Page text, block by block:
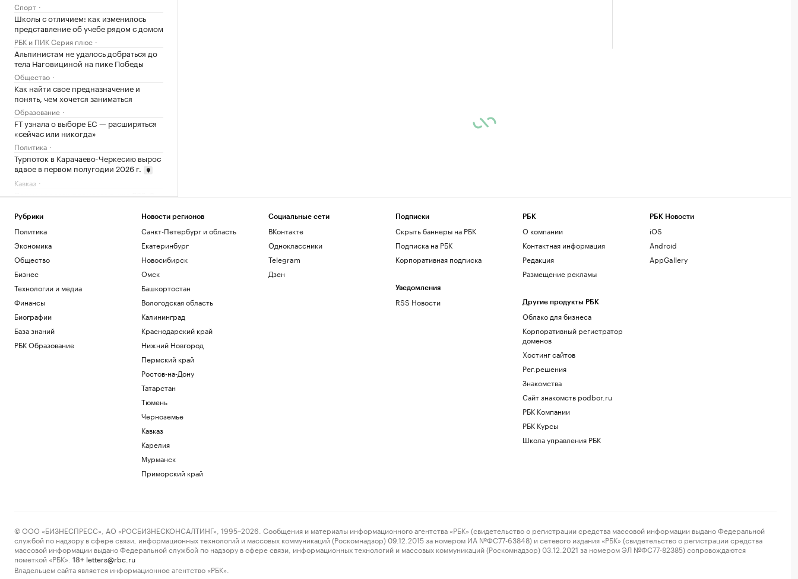
Спорт
Школы с отличием: как изменилось
представление об учебе рядом с домом
РБК и ПИК Серия плюс
Альпинистам не удалось добраться до
тела Наговициной на пике Победы
Общество
Как найти свое предназначение и
понять, чем хочется заниматься
Образование
FT узнала о выборе ЕС — расширяться
«сейчас или никогда»
Политика
Турпоток в Карачаево-Черкесию вырос
вдвое в первом полугодии 2026 г.
Кавказ
Почему доллар поднялся выше ₽82: 3
Инвестиции
Путин провел оперативное совещание
Политика
Путин поговорил по телефону с
президентом ОАЭ
Политика
Как выход на фондовый рынок изменил
компании малого бизнеса
РБК и МСП Банк
В обмелевшем Дунае показался
фундамент моста времен Римской
В Ялте разминируют безэкипажный
Российский защитник Мироманов
Как работает крупнейшая товарно-
Рубрики
Политика
Экономика
Общество
Бизнес
Технологии и медиа
Финансы
Биографии
База знаний
РБК Образование
Новости регионов
Санкт-Петербург и область
Екатеринбург
Новосибирск
Омск
Башкортостан
Вологодская область
Калининград
Краснодарский край
Нижний Новгород
Пермский край
Ростов-на-Дону
Татарстан
Тюмень
Черноземье
Кавказ
Карелия
Мурманск
Приморский край
Социальные сети
ВКонтакте
Одноклассники
Telegram
Дзен
Подписки
Скрыть баннеры на РБК
Подписка на РБК
Корпоративная подписка
Уведомления
RSS Новости
РБК
О компании
Контактная информация
Редакция
Размещение рекламы
Другие продукты РБК
Облако для бизнеса
Корпоративный регистратор
доменов
Хостинг сайтов
Рег.решения
Знакомства
Сайт знакомств podbor.ru
РБК Компании
РБК Курсы
Школа управления РБК
РБК Новости
iOS
Android
AppGallery
© ООО «БИЗНЕСПРЕСС», АО «РОСБИЗНЕСКОНСАЛТИНГ», 1995–2026. Сообщения и материалы информационного агентства «РБК» (свидетельство о регистрации средства массовой информации выдано Федеральной
службой по надзору в сфере связи, информационных технологий и массовых коммуникаций (Роскомнадзор) 09.12.2015 за номером ИА №ФС77-63848) и сетевого издания «РБК» (свидетельство о регистрации средства
массовой информации выдано Федеральной службой по надзору в сфере связи, информационных технологий и массовых коммуникаций (Роскомнадзор) 03.12.2021 за номером ЭЛ №ФС77-82385) сопровождаются
пометкой «РБК».
18+ letters@rbc.ru
Владельцем сайта является информационное агентство «РБК».